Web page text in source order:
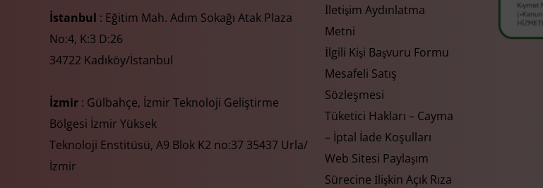
İstanbul : Eğitim Mah. Adım Sokağı Atak Plaza
No:4, K:3 D:26
34722 Kadıköy/İstanbul
İzmir : Gülbahçe, İzmir Teknoloji Geliştirme
Bölgesi İzmir Yüksek
Teknoloji Enstitüsü, A9 Blok K2 no:37 35437 Urla/
İzmir
İletişim Aydınlatma
Metni
İlgili Kişi Başvuru Formu
Mesafeli Satış
Sözleşmesi
Tüketici Hakları – Cayma
– İptal İade Koşulları
Web Sitesi Paylaşım
Sürecine İlişkin Açık Rıza